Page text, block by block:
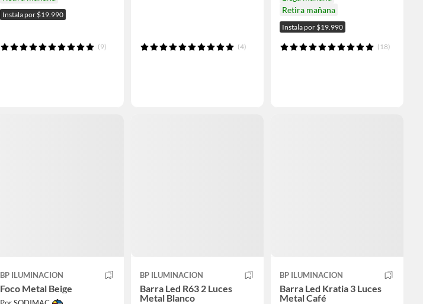
Instala por $19.990
(9) (4)
Retira mañana
Instala por $19.990
(18)
BP ILUMINACION
Foco Metal Beige
BP ILUMINACION
Barra Led R63 2 Luces
Metal Blanco
BP ILUMINACION
Barra Led Kratia 3 Luces
Metal Café